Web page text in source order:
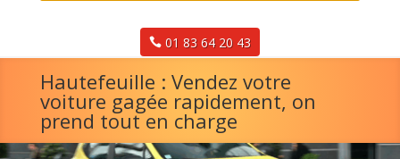
01 83 64 20 43
Hautefeuille : Vendez votre
voiture gagée rapidement, on
prend tout en charge